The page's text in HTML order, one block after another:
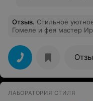
Отзыв. Стильное
Гомеле и фея мастер
ЛАБОРАТОРИЯ СТИЛЯ